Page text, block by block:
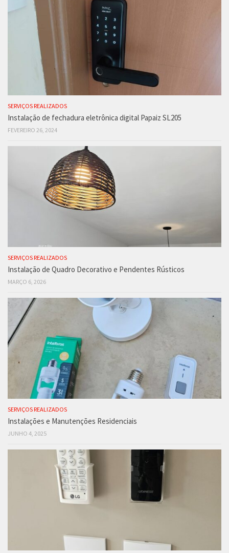
SERVIÇOS REALIZADOS
Instalação de fechadura eletrônica digital Papaiz SL205
FEVEREIRO 26, 2024
SERVIÇOS REALIZADOS
Instalação de Quadro Decorativo e Pendentes Rústicos
MARÇO 6, 2026
SERVIÇOS REALIZADOS
Instalações e Manutenções Residenciais
JUNHO 4, 2025